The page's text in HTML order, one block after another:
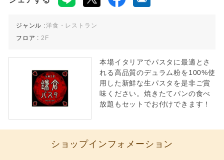
ジャンル :洋食・レストラン
フロア : 2F
本場イタリアでパスタに最適とさ
れる高品質のデュラム粉を100%使
用した新鮮な生パスタを是非ご賞
味ください。焼きたてパンの食べ
放題もセットでお付けできます！
ショップインフォメーション